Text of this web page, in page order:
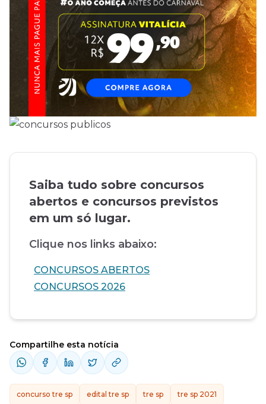
Saiba tudo sobre concursos
abertos e concursos previstos
em um só lugar.
Clique nos links abaixo:
CONCURSOS ABERTOS
CONCURSOS 2026
Compartilhe esta notícia
concurso tre sp edital tre sp tre sp tre sp 2021